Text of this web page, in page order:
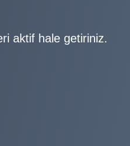
aktif hale getiriniz.